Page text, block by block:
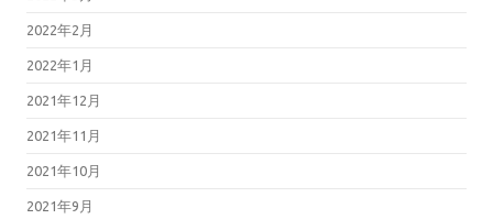
2022年2月
2022年1月
2021年12月
2021年11月
2021年10月
2021年9月